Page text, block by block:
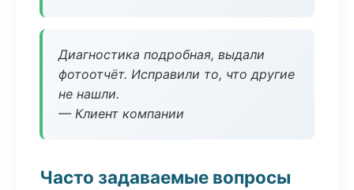
Диагностика подробная, выдали
фотоотчёт. Исправили то, что другие
не нашли.
— Клиент компании
Часто задаваемые вопросы